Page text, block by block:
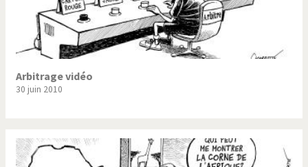
Arbitrage vidéo
30 juin 2010